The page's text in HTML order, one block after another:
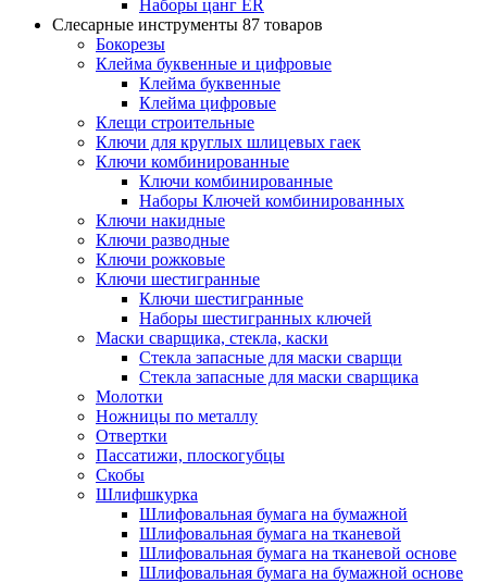
Наборы цанг ER
Слесарные инструменты 87 товаров
Бокорезы
Клейма буквенные и цифровые
Клейма буквенные
Клейма цифровые
Клещи строительные
Ключи для круглых шлицевых гаек
Ключи комбинированные
Ключи комбинированные
Наборы Ключей комбинированных
Ключи накидные
Ключи разводные
Ключи рожковые
Ключи шестигранные
Ключи шестигранные
Наборы шестигранных ключей
Маски сварщика, стекла, каски
Стекла запасные для маски сварщи
Стекла запасные для маски сварщика
Молотки
Ножницы по металлу
Отвертки
Пассатижи, плоскогубцы
Скобы
Шлифшкурка
Шлифовальная бумага на бумажной
Шлифовальная бумага на тканевой
Шлифовальная бумага на тканевой основе
Шлифовальная бумага на бумажной основе